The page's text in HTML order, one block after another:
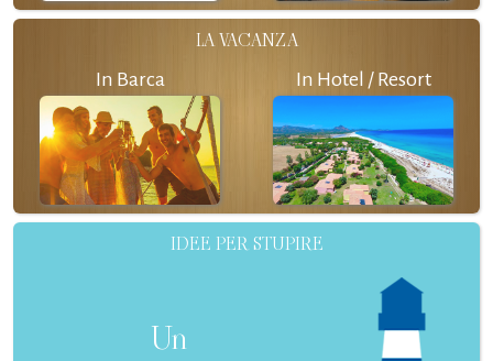
LA VACANZA
In Barca In Hotel / Resort
IDEE PER STUPIRE
Un